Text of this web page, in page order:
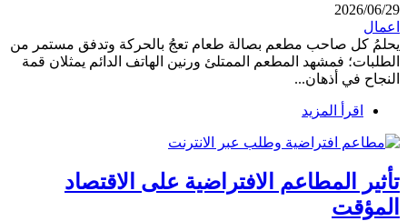
2026/06/29
اعمال
يحلمُ كل صاحب مطعم بصالة طعام تعجُ بالحركة وتدفق مستمر من
الطلبات؛ فمشهد المطعم الممتلئ ورنين الهاتف الدائم يمثلان قمة
النجاح في أذهان...
اقرأ المزيد
تأثير المطاعم الافتراضية على الاقتصاد
المؤقت